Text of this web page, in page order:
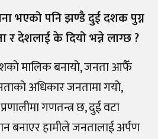
भएको पनि झण्डै दुई दशक पुग्न
र देशलाई के दियो भन्ने लाग्छ ?
मालिक बनायो, जनता आफैँ
अधिकार जनतामा गयो,
गणतन्त्र छ, दुई वटा
बनाएर हामीले जनतालाई अर्पण